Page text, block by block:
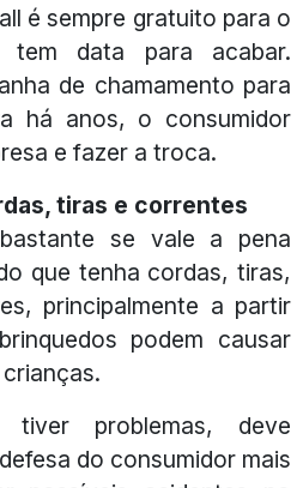
é sempre gratuito para o
tem data para acabar.
de chamamento para
há anos, o consumidor
e fazer a troca.
tiras e correntes
se vale a pena
que tenha cordas, tiras,
principalmente a partir
podem causar
problemas, deve
do consumidor mais